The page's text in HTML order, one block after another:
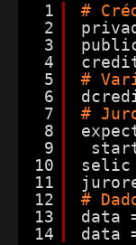
1
2
3
4
5
6
7
8
9
10
11
12
13
14
#
#
#
selic
#
data
data